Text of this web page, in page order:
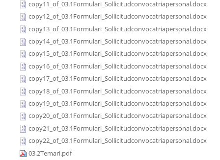
copy11_of_03.1Formulari_Sollicitudconvocatriapersonal.docx
copy12_of_03.1Formulari_Sollicitudconvocatriapersonal.docx
copy13_of_03.1Formulari_Sollicitudconvocatriapersonal.docx
copy14_of_03.1Formulari_Sollicitudconvocatriapersonal.docx
copy15_of_03.1Formulari_Sollicitudconvocatriapersonal.docx
copy16_of_03.1Formulari_Sollicitudconvocatriapersonal.docx
copy17_of_03.1Formulari_Sollicitudconvocatriapersonal.docx
copy18_of_03.1Formulari_Sollicitudconvocatriapersonal.docx
copy19_of_03.1Formulari_Sollicitudconvocatriapersonal.docx
copy20_of_03.1Formulari_Sollicitudconvocatriapersonal.docx
copy21_of_03.1Formulari_Sollicitudconvocatriapersonal.docx
copy22_of_03.1Formulari_Sollicitudconvocatriapersonal.docx
03.2Temari.pdf